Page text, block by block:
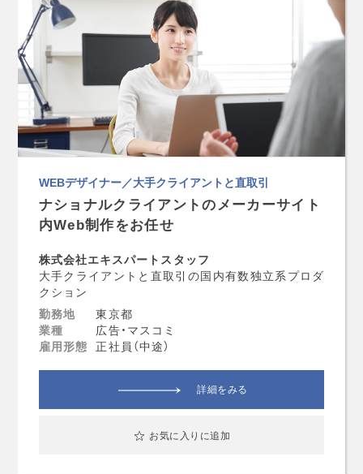
WEBデザイナー／大手クライアントと直取引
ナショナルクライアントのメーカーサイト
内Web制作をお任せ
株式会社エキスパートスタッフ
大手クライアントと直取引の国内有数独立系プロダ
クション
勤務地
東京都
業種
広告・マスコミ
雇用形態 正社員（中途）
詳細をみる
お気に入りに追加